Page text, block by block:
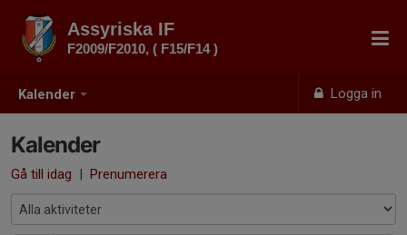
Kalender Logga in
Assyriska IF
F2009/F2010, ( F15/F14 )
Kalender
Gå till idag | Prenumerera